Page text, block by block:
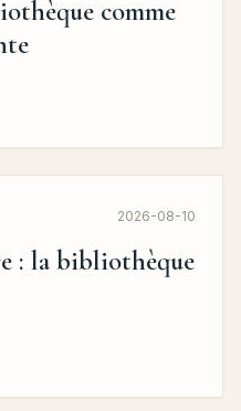
comme
2026-08-10
: la bibliothèque